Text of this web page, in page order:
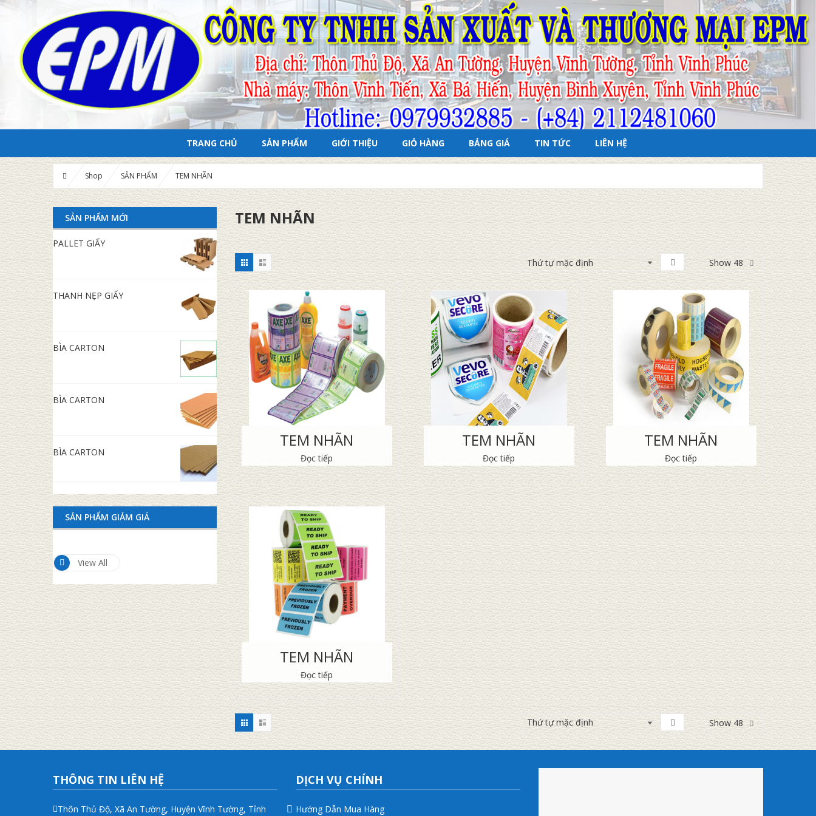
TRANG CHỦ SẢN PHẨM GIỚI THIỆU GIỎ HÀNG BẢNG GIÁ TIN TỨC LIÊN HỆ
Shop SẢN PHẨM TEM NHÃN
SẢN PHẨM MỚI
PALLET GIẤY
THANH NẸP GIẤY
BÌA CARTON
BÌA CARTON
BÌA CARTON
SẢN PHẨM GIẢM GIÁ
View All
TEM NHÃN
Show 48
TEM NHÃN
Đọc tiếp
TEM NHÃN
Đọc tiếp
TEM NHÃN
Đọc tiếp
TEM NHÃN
Đọc tiếp
Show 48
THÔNG TIN LIÊN HỆ
Thôn Thủ Độ, Xã An Tường, Huyện Vĩnh Tường, Tỉnh
DỊCH VỤ CHÍNH
Hướng Dẫn Mua Hàng